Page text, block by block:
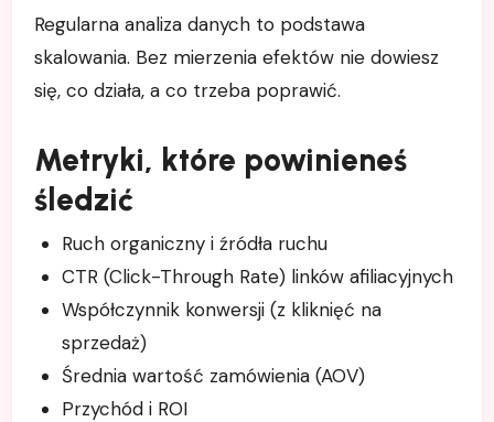
Regularna analiza danych to podstawa
skalowania. Bez mierzenia efektów nie dowiesz
się, co działa, a co trzeba poprawić.
Metryki, które powinieneś
śledzić
Ruch organiczny i źródła ruchu
CTR (Click-Through Rate) linków afiliacyjnych
Współczynnik konwersji (z kliknięć na
sprzedaż)
Średnia wartość zamówienia (AOV)
Przychód i ROI